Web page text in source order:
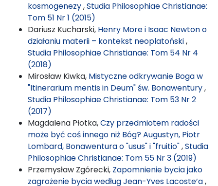
kosmogenezy,Studia Philosophiae Christianae:
Tom 51 Nr 1 (2015)
Dariusz Kucharski, Henry More i Isaac Newton o
działaniu materii – kontekst neoplatoński,
Studia Philosophiae Christianae: Tom 54 Nr 4
(2018)
Mirosław Kiwka, Mistyczne odkrywanie Boga w
"Itinerarium mentis in Deum" św. Bonawentury,
Studia Philosophiae Christianae: Tom 53 Nr 2
(2017)
Magdalena Płotka,Czy przedmiotem radości
może być coś innego niż Bóg? Augustyn, Piotr
Lombard, Bonawentura o "usus" i "fruitio",Studia
Philosophiae Christianae: Tom 55 Nr 3 (2019)
Przemysław Zgórecki, Zapomnienie bycia jako
zagrożenie bycia według Jean-Yves Lacoste’a,